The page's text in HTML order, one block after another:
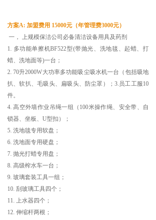
方案A: 加盟费用 15000元（年管理费3000元）
一， 上规模保洁公司必备清洁设备用具及药剂
1. 多功能单擦机BF522型(带抛光、洗地毯、起蜡、打
蜡、洗地面等)一台；
2. 70升2000W大功率多功能吸尘吸水机一台（包括吸地
扒、软扒、毛吸头、扁吸头、防尘罩）；3.员工工服10
件。
4. 高空外墙作业吊绳一组（100米操作绳、安全带、自
锁器、坐板、U型扣）；
5. 洗地毯专用软盘；
6. 洗地面专用硬盘；
7. 抛光打蜡专用盘；
8. 高级榨水车一台；
9. 玻璃套装工具一组；
10. 刮玻璃工具四个；
11. 上水器四个；
12. 伸缩杆两根；